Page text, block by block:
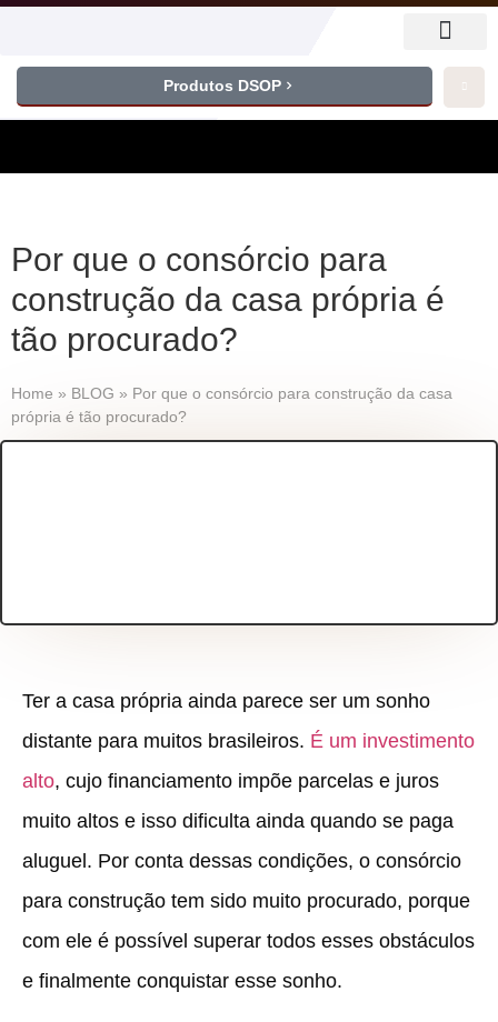
Produtos DSOP
Por que o consórcio para
construção da casa própria é
tão procurado?
Home » BLOG » Por que o consórcio para construção da casa
própria é tão procurado?
Ter a casa própria ainda parece ser um sonho
distante para muitos brasileiros. É um investimento
alto, cujo financiamento impõe parcelas e juros
muito altos e isso dificulta ainda quando se paga
aluguel. Por conta dessas condições, o consórcio
para construção tem sido muito procurado, porque
com ele é possível superar todos esses obstáculos
e finalmente conquistar esse sonho.